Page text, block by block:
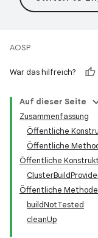
AOSP
War das hilfreich?
Auf dieser Seite
Zusammenfassung
Öffentliche
Öffentliche
Öffentliche
Öffentliche
buildNotTested
cleanUp